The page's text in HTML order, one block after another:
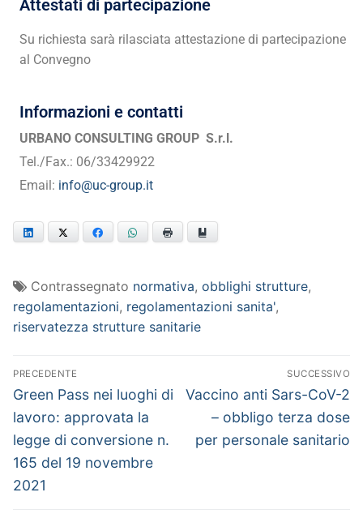
Attestati di partecipazione
Su richiesta sarà rilasciata attestazione di partecipazione
al Convegno
Informazioni e contatti
URBANO CONSULTING GROUP S.r.l.
Tel./Fax.: 06/33429922
Email: info@uc-group.it
LinkedIn Twitter FacebookWhatsApp
Contrassegnato normativa, obblighi strutture,
regolamentazioni, regolamentazioni sanita',
riservatezza strutture sanitarie
PRECEDENTE
Green Pass nei luoghi di
lavoro: approvata la
legge di conversione n.
165 del 19 novembre
2021
SUCCESSIVO
Vaccino anti Sars-CoV-2
– obbligo terza dose
per personale sanitario